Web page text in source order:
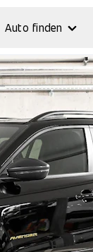
Auto finden